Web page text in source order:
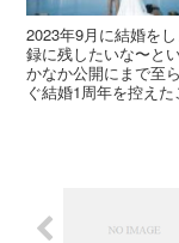
2023年9月に結婚を
録に残したいな〜と
かなか公開にまで至
ぐ結婚1周年を控え